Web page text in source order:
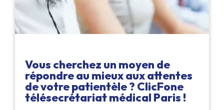
Vous cherchez un moyen de
répondre au mieux aux attentes
de votre patientèle ? ClicFone
télésecrétariat médical Paris !